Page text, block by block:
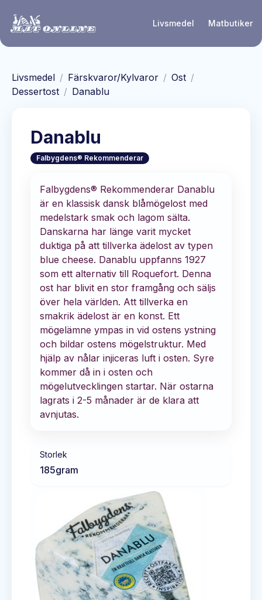
Livsmedel Matbutiker
Livsmedel / Färskvaror/Kylvaror / Ost /
Dessertost / Danablu
Danablu
Falbygdens® Rekommenderar
Falbygdens® Rekommenderar Danablu
är en klassisk dansk blåmögelost med
medelstark smak och lagom sälta.
Danskarna har länge varit mycket
duktiga på att tillverka ädelost av typen
blue cheese. Danablu uppfanns 1927
som ett alternativ till Roquefort. Denna
ost har blivit en stor framgång och säljs
över hela världen. Att tillverka en
smakrik ädelost är en konst. Ett
mögelämne ympas in vid ostens ystning
och bildar ostens mögelstruktur. Med
hjälp av nålar injiceras luft i osten. Syre
kommer då in i osten och
mögelutvecklingen startar. När ostarna
lagrats i 2-5 månader är de klara att
avnjutas.
Storlek
185gram